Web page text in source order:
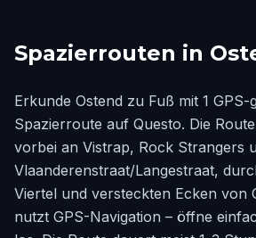
Spazierrouten in
Erkunde Ostend zu Fuß mit 1
Spazierroute auf Questo. Die
vorbei an Vistrap, Rock Strangers
Vlaanderenstraat/Langestraat,
Viertel und versteckten Ecken von
nutzt GPS-Navigation – öffne